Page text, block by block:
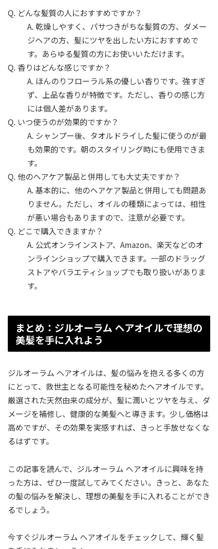
Q. どんな髪質の人におすすめですか？
A. 乾燥しやすく、パサつきがちな髪質の方、ダメー
ジヘアの方、髪にツヤを出したい方におすすめで
す。あらゆる髪質の方にお使いいただけます。
Q. 香りはどんな感じですか？
A. ほんのりフローラル系の優しい香りです。強すぎ
ず、上品な香りが特徴です。ただし、香りの感じ方
には個人差があります。
Q. いつ使うのが効果的ですか？
A. シャンプー後、タオルドライした髪に使うのが最
も効果的です。朝のスタイリング時にも使用できま
す。
Q. 他のヘアケア製品と併用しても大丈夫ですか？
A. 基本的に、他のヘアケア製品と併用しても問題あ
りません。ただし、オイルの種類によっては、相性
が悪い場合もありますので、注意が必要です。
Q. どこで購入できますか？
A. 公式オンラインストア、Amazon、楽天などのオ
ンラインショップで購入できます。一部のドラッグ
ストアやバラエティショップでも取り扱いがありま
す。
まとめ：ジルオーラム ヘアオイルで理想の
美髪を手に入れよう
ジルオーラム ヘアオイルは、髪の悩みを抱える多くの方
にとって、救世主となる可能性を秘めたヘアオイルです。
厳選された天然由来の成分が、髪に潤いとツヤを与え、ダ
メージを補修し、健康的な美髪へと導きます。少し価格は
高めですが、その効果を実感すれば、きっと手放せなくな
るはずです。
この記事を読んで、ジルオーラム ヘアオイルに興味を持
った方は、ぜひ一度試してみてください。きっと、あなた
の髪の悩みを解決し、理想の美髪を手に入れることができ
るでしょう。
今すぐジルオーラム ヘアオイルをチェックして、輝く髪